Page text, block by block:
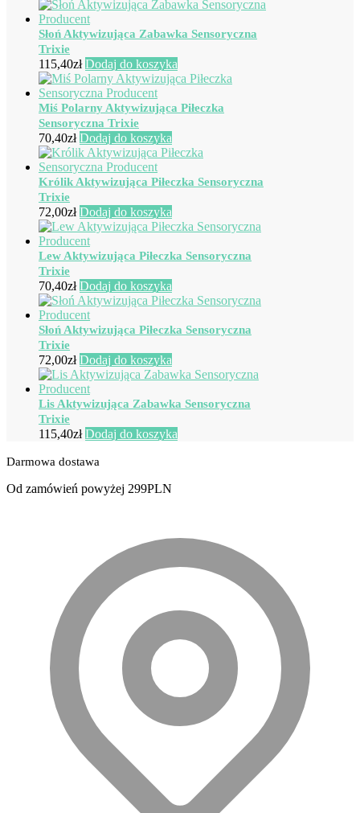
Słoń Aktywizująca Zabawka Sensoryczna
Trixie
115,40zł Dodaj do koszyka
Miś Polarny Aktywizująca Piłeczka
Sensoryczna Trixie
70,40zł Dodaj do koszyka
Królik Aktywizująca Piłeczka Sensoryczna
Trixie
72,00zł Dodaj do koszyka
Lew Aktywizująca Piłeczka Sensoryczna
Trixie
70,40zł Dodaj do koszyka
Słoń Aktywizująca Piłeczka Sensoryczna
Trixie
72,00zł Dodaj do koszyka
Lis Aktywizująca Zabawka Sensoryczna
Trixie
115,40zł Dodaj do koszyka
Darmowa dostawa
Od zamówień powyżej 299PLN